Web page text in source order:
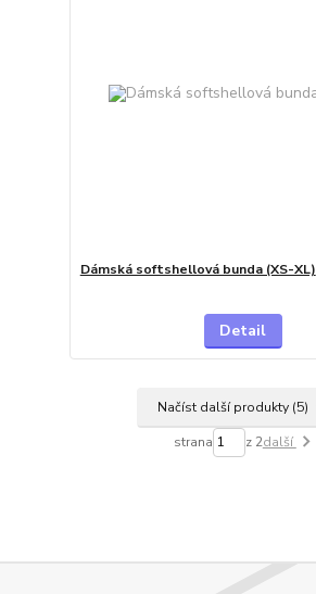
Dámská softshellová bunda (XS-XL)
Detail
Načíst další produkty (5)
strana z 2další